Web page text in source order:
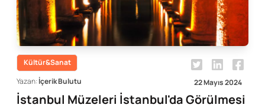
Kültür&Sanat
Yazan:İçerik Bulutu 22 Mayıs 2024
İstanbul Müzeleri İstanbul'da Görülmesi